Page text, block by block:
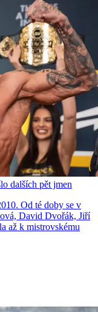
dalších pět jmen
Od té doby se v
David Dvořák, Jiří
až k mistrovskému